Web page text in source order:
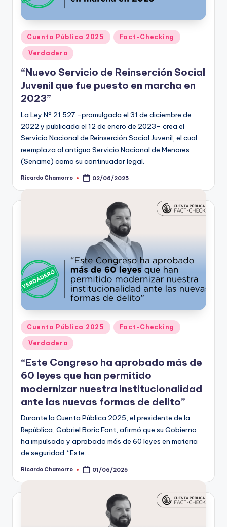
Publicado
en
Cuenta Pública 2025 Fact-Checking
Verdadero
“Nuevo Servicio de Reinserción Social
Juvenil que fue puesto en marcha en
2023”
La Ley N° 21.527 –promulgada el 31 de diciembre de
2022 y publicada el 12 de enero de 2023– crea el
Servicio Nacional de Reinserción Social Juvenil, el cual
reemplaza al antiguo Servicio Nacional de Menores
(Sename) como su continuador legal.
Publicado
Ricardo Chamorro 02/06/2025
Publicado
en
Cuenta Pública 2025 Fact-Checking
Verdadero
“Este Congreso ha aprobado más de
60 leyes que han permitido
modernizar nuestra institucionalidad
ante las nuevas formas de delito”
Durante la Cuenta Pública 2025, el presidente de la
República, Gabriel Boric Font, afirmó que su Gobierno
ha impulsado y aprobado más de 60 leyes en materia
de seguridad. “Este…
Publicado
Ricardo Chamorro 01/06/2025